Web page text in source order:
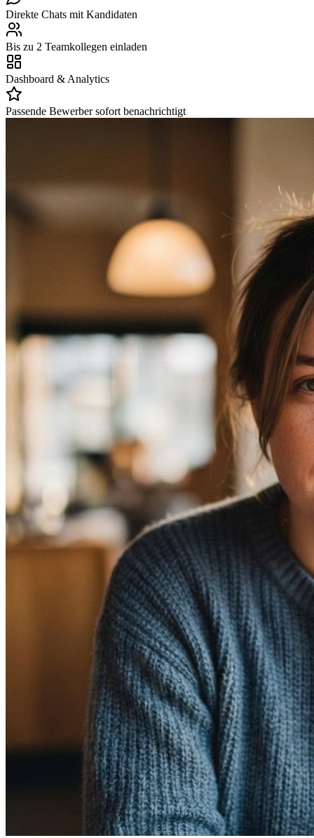
Direkte Chats mit Kandidaten
Bis zu 2 Teamkollegen einladen
Dashboard & Analytics
Passende Bewerber sofort benachrichtigt